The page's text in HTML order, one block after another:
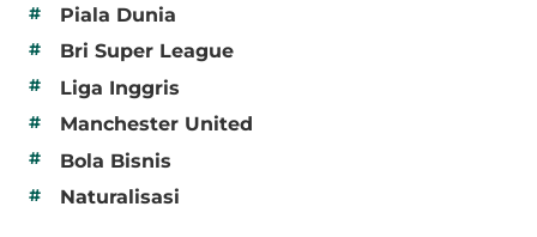
# Piala Dunia
# Bri Super League
# Liga Inggris
# Manchester United
# Bola Bisnis
# Naturalisasi